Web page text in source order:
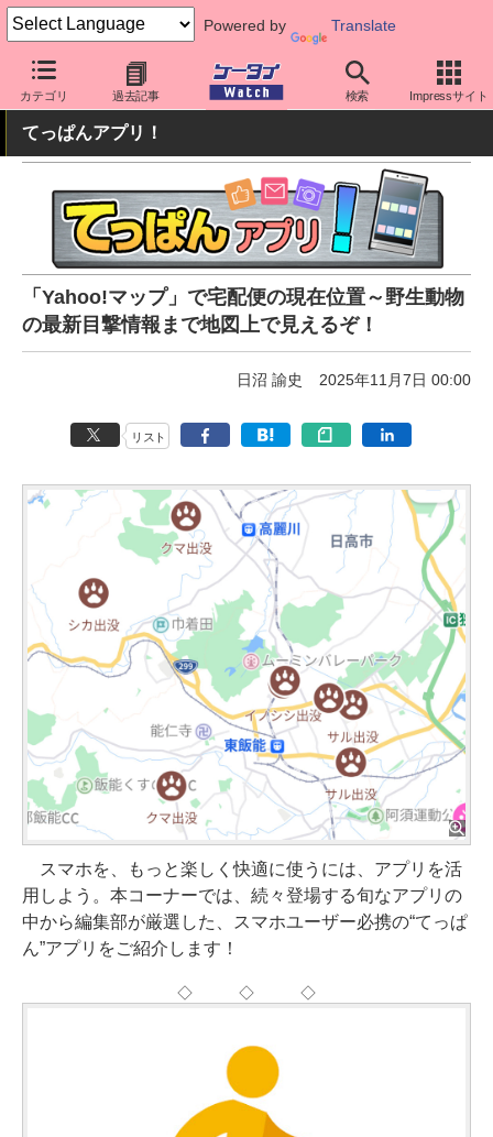
Powered by Translate
カテゴリ 過去記事 検索 Impressサイト
ケータイ Watch アプリ・サービス 災害・防災
てっぱんアプリ！
「Yahoo!マップ」で宅配便の現在位置～野生動物
の最新目撃情報まで地図上で見えるぞ！
日沼 諭史 2025年11月7日 00:00
リスト
スマホを、もっと楽しく快適に使うには、アプリを活
用しよう。本コーナーでは、続々登場する旬なアプリの
中から編集部が厳選した、スマホユーザー必携の“てっぱ
ん”アプリをご紹介します！
◇ ◇ ◇